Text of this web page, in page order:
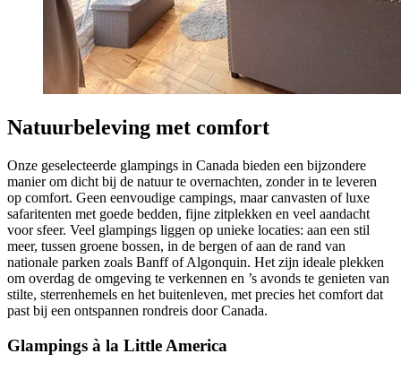
Natuurbeleving met comfort
Onze geselecteerde glampings in Canada bieden een bijzondere
manier om dicht bij de natuur te overnachten, zonder in te leveren
op comfort. Geen eenvoudige campings, maar canvasten of luxe
safaritenten met goede bedden, fijne zitplekken en veel aandacht
voor sfeer. Veel glampings liggen op unieke locaties: aan een stil
meer, tussen groene bossen, in de bergen of aan de rand van
nationale parken zoals Banff of Algonquin. Het zijn ideale plekken
om overdag de omgeving te verkennen en ’s avonds te genieten van
stilte, sterrenhemels en het buitenleven, met precies het comfort dat
past bij een ontspannen rondreis door Canada.
Glampings à la Little America